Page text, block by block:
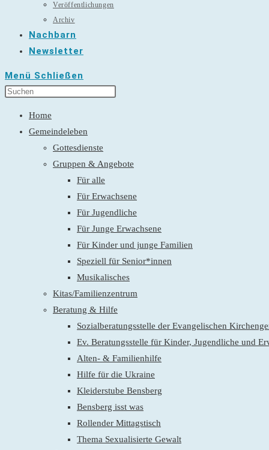
Veröffentlichungen
Archiv
Nachbarn
Newsletter
Menü Schließen
Home
Gemeindeleben
Gottesdienste
Gruppen & Angebote
Für alle
Für Erwachsene
Für Jugendliche
Für Junge Erwachsene
Für Kinder und junge Familien
Speziell für Senior*innen
Musikalisches
Kitas/Familienzentrum
Beratung & Hilfe
Sozialberatungsstelle der Evangelischen
Ev. Beratungsstelle für Kinder, Jugendliche und
Alten- & Familienhilfe
Hilfe für die Ukraine
Kleiderstube Bensberg
Bensberg isst was
Rollender Mittagstisch
Thema Sexualisierte Gewalt